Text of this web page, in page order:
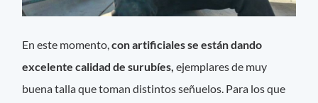
En este momento,con artificiales se están dando
excelente calidad de surubíes, ejemplares de muy
buena talla que toman distintos señuelos. Para los que